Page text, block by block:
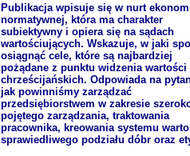
Publikacja wpisuje się w nurt
normatywnej, która ma charakter
subiektywny i opiera się na sądach
wartościujących. Wskazuje, w jaki
osiągnąć cele, które są najbardziej
pożądane z punktu widzenia wartości
chrześcijańskich. Odpowiada na
jak powinniśmy zarządzać
przedsiębiorstwem w zakresie
pojętego zarządzania, traktowania
pracownika, kreowania systemu
sprawiedliwego podziału dóbr oraz